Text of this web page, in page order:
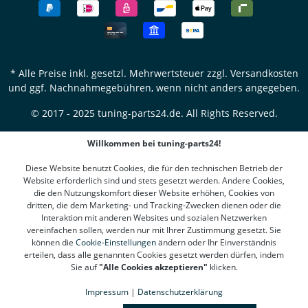
* Alle Preise inkl. gesetzl. Mehrwertsteuer zzgl. Versandkosten
und ggf. Nachnahmegebühren, wenn nicht anders angegeben.
© 2017 - 2025 tuning-parts24.de. All Rights Reserved.
Willkommen bei tuning-parts24!
Diese Website benutzt Cookies, die für den technischen Betrieb der
Website erforderlich sind und stets gesetzt werden. Andere Cookies,
die den Nutzungskomfort dieser Website erhöhen, Cookies von
dritten, die dem Marketing- und Tracking-Zwecken dienen oder die
Interaktion mit anderen Websites und sozialen Netzwerken
vereinfachen sollen, werden nur mit Ihrer Zustimmung gesetzt. Sie
können die Cookie-Einstellungenändern oder Ihr Einverständnis
erteilen, dass alle genannten Cookies gesetzt werden dürfen, indem
Sie auf"Alle Cookies akzeptieren" klicken.
Impressum | Datenschutzerklärung
(4.78 / 5)